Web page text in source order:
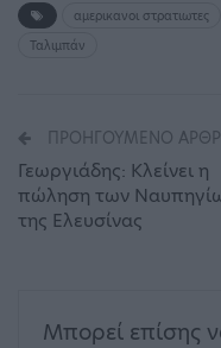
αμερικανοι στρατιωτες
Ταλιμπάν
ΠΡΟΗΓΟΎΜΕΝΟ
Γεωργιάδης: Κλείνει η
πώληση των
της Ελευσίνας
Μπορεί επίσης